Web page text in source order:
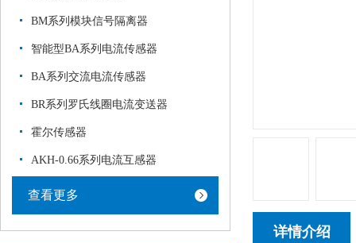
BM系列模块信号隔离器
智能型BA系列电流传感器
BA系列交流电流传感器
BR系列罗氏线圈电流变送器
霍尔传感器
AKH-0.66系列电流互感器
查看更多
详情介绍